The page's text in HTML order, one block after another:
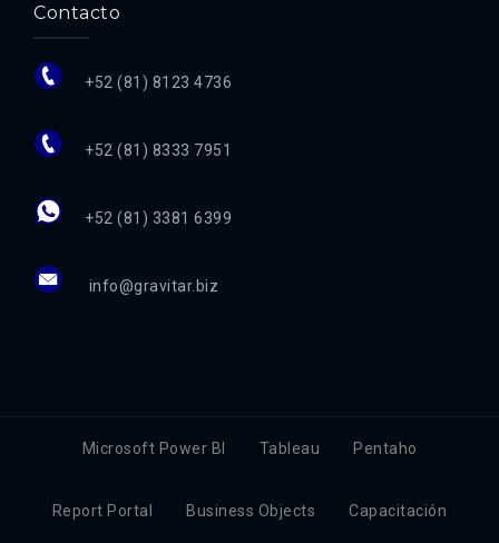
Contacto
+52 (81) 8123 4736
+52 (81) 8333 7951
+52 (81) 3381 6399
info@gravitar.biz
Microsoft Power BI Tableau Pentaho
Report Portal Business Objects Capacitación